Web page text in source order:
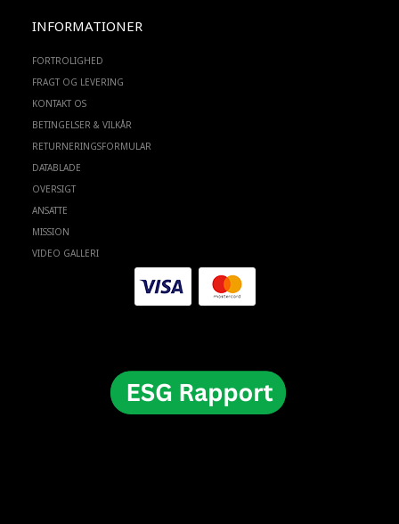
INFORMATIONER
FORTROLIGHED
FRAGT OG LEVERING
KONTAKT OS
BETINGELSER & VILKÅR
RETURNERINGSFORMULAR
DATABLADE
OVERSIGT
ANSATTE
MISSION
VIDEO GALLERI